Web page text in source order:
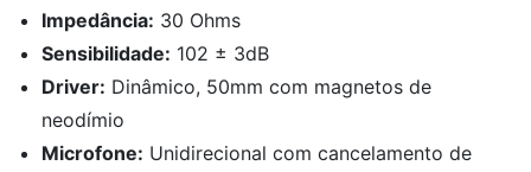
Impedância: 30 Ohms
Sensibilidade: 102 ± 3dB
Driver: Dinâmico, 50mm com magnetos de
neodímio
Microfone: Unidirecional com cancelamento de